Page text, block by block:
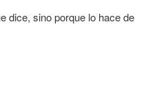
dice, sino porque lo hace de